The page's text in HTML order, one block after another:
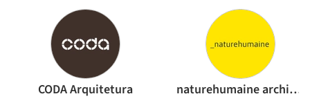
CODA Arquitetura naturehumaine architecture